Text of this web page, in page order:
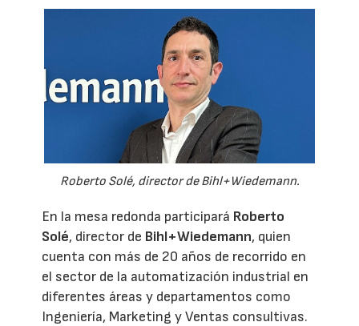
Roberto Solé, director de Bihl+Wiedemann.
En la mesa redonda participará Roberto
Solé, director de Bihl+Wiedemann, quien
cuenta con más de 20 años de recorrido en
el sector de la automatización industrial en
diferentes áreas y departamentos como
Ingeniería, Marketing y Ventas consultivas.